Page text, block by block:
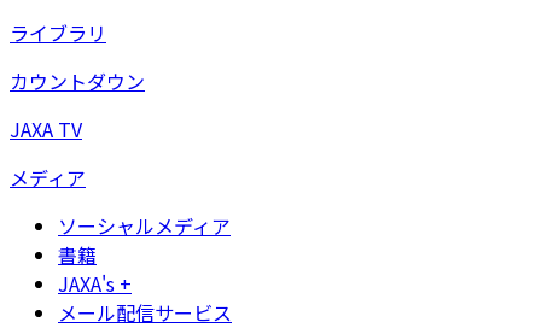
ライブラリ
カウントダウン
JAXA TV
メディア
ソーシャルメディア
書籍
JAXA's +
メール配信サービス